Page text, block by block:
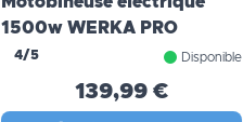
1500w WERKA PRO
4/5 Disponible
139,99 €